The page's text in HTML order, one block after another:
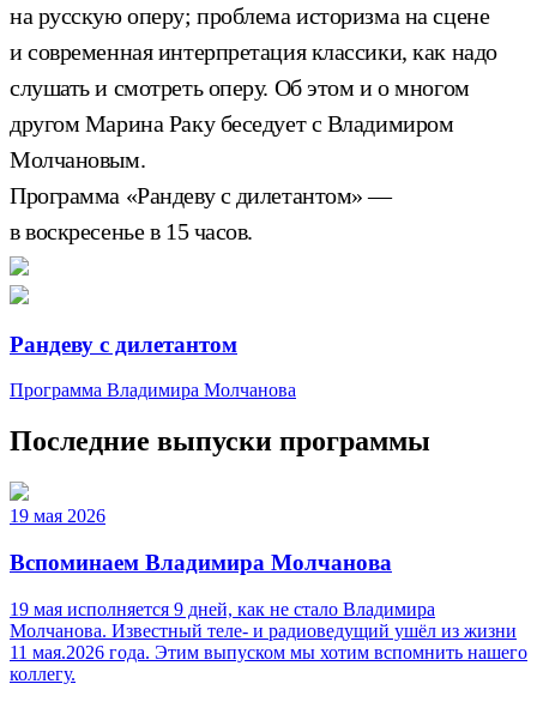
на русскую оперу; проблема историзма на сцене
и современная интерпретация классики, как надо
слушать и смотреть оперу. Об этом и о многом
другом Марина Раку беседует с Владимиром
Молчановым.
Программа «Рандеву с дилетантом» —
в воскресенье в 15 часов.
Рандеву с дилетантом
Программа Владимира Молчанова
Последние выпуски программы
19 мая 2026
Вспоминаем Владимира Молчанова
19 мая исполняется 9 дней, как не стало Владимира
Молчанова. Известный теле‑ и радиоведущий ушёл из жизни
11 мая.2026 года. Этим выпуском мы хотим вспомнить нашего
коллегу.